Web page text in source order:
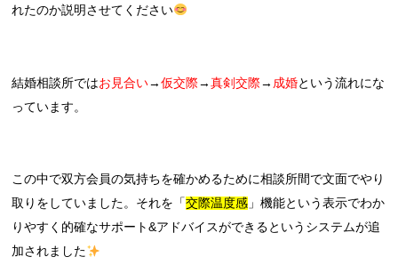
れたのか説明させてください
結婚相談所ではお見合い→仮交際→真剣交際→ 成婚という流れにな
っています。
この中で双方会員の気持ちを確かめるために相談所間で文面でやり
取りをしていました。それを「交際温度感 」機能という表示でわか
りやすく的確なサポート&アドバイスができるというシステムが追
加されました